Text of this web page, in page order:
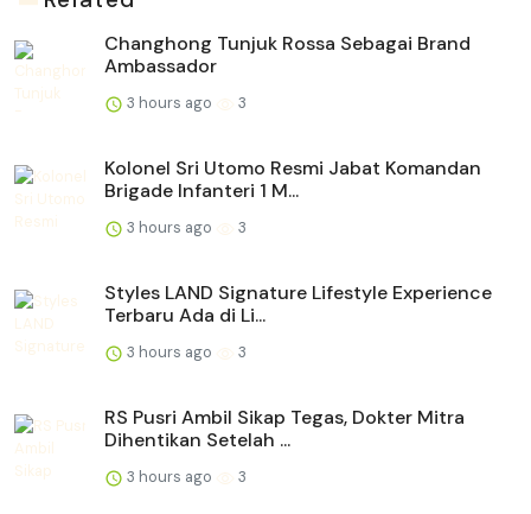
Changhong Tunjuk Rossa Sebagai Brand
Ambassador
3 hours ago 3
Kolonel Sri Utomo Resmi Jabat Komandan
Brigade Infanteri 1 M...
3 hours ago 3
Styles LAND Signature Lifestyle Experience
Terbaru Ada di Li...
3 hours ago 3
RS Pusri Ambil Sikap Tegas, Dokter Mitra
Dihentikan Setelah ...
3 hours ago 3